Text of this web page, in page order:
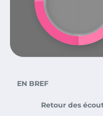
EN BREF
Retour des